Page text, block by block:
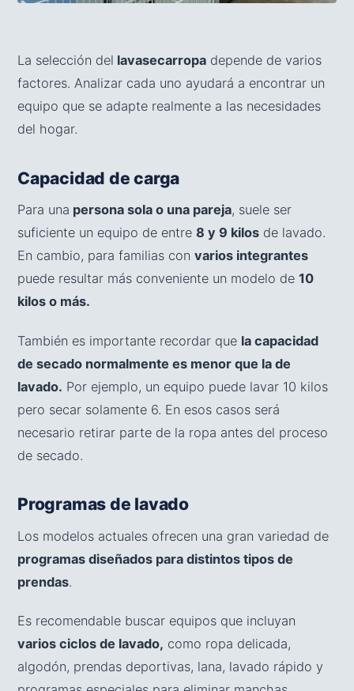
La selección del lavasecarropa depende de varios
factores. Analizar cada uno ayudará a encontrar un
equipo que se adapte realmente a las necesidades
del hogar.
Capacidad de carga
Para una persona sola o una pareja, suele ser
suficiente un equipo de entre 8 y 9 kilos de lavado.
En cambio, para familias con varios integrantes
puede resultar más conveniente un modelo de 10
kilos o más.
También es importante recordar que la capacidad
de secado normalmente es menor que la de
lavado. Por ejemplo, un equipo puede lavar 10 kilos
pero secar solamente 6. En esos casos será
necesario retirar parte de la ropa antes del proceso
de secado.
Programas de lavado
Los modelos actuales ofrecen una gran variedad de
programas diseñados para distintos tipos de
prendas.
Es recomendable buscar equipos que incluyan
varios ciclos de lavado, como ropa delicada,
algodón, prendas deportivas, lana, lavado rápido y